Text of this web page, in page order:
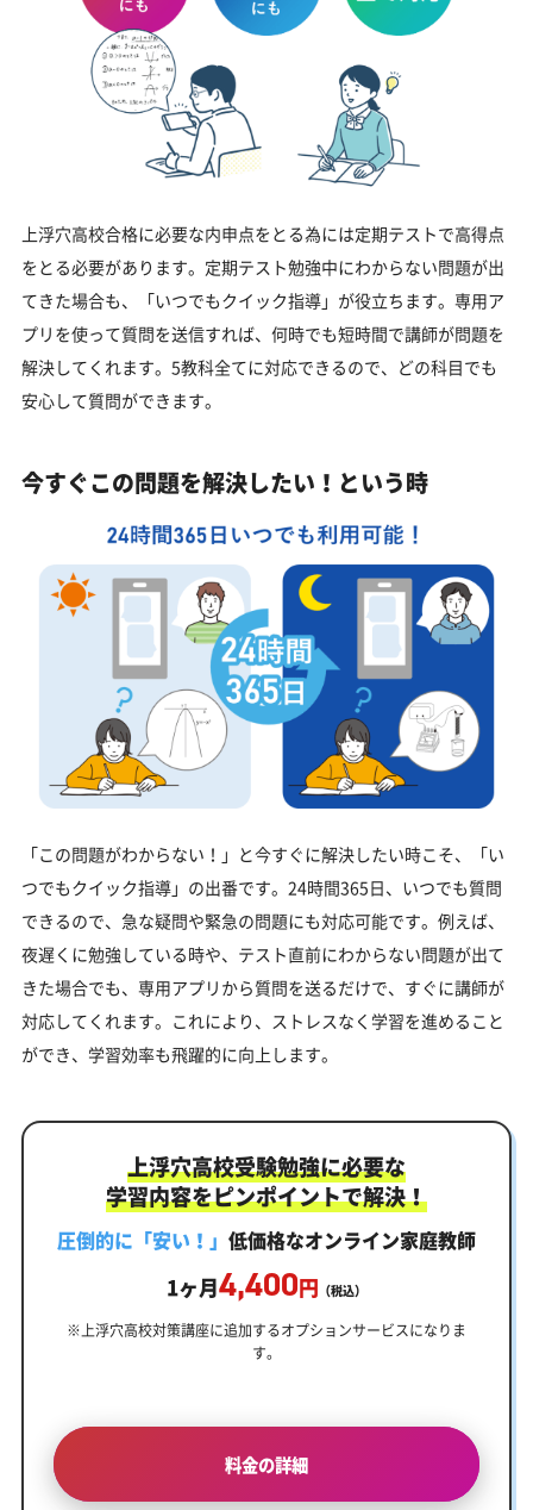
上浮穴高校合格に必要な内申点をとる為には定期テストで高得点
をとる必要があります。定期テスト勉強中にわからない問題が出
てきた場合も、「いつでもクイック指導」が役立ちます。専用ア
プリを使って質問を送信すれば、何時でも短時間で講師が問題を
解決してくれます。5教科全てに対応できるので、どの科目でも
安心して質問ができます。
今すぐこの問題を解決したい！という時
「この問題がわからない！」と今すぐに解決したい時こそ、「い
つでもクイック指導」の出番です。24時間365日、いつでも質問
できるので、急な疑問や緊急の問題にも対応可能です。例えば、
夜遅くに勉強している時や、テスト直前にわからない問題が出て
きた場合でも、専用アプリから質問を送るだけで、すぐに講師が
対応してくれます。これにより、ストレスなく学習を進めること
ができ、学習効率も飛躍的に向上します。
上浮穴高校受験勉強に必要な
学習内容をピンポイントで解決！
圧倒的に「安い！」 低価格なオンライン家庭教師
1ヶ月4,400円 （税込）
※上浮穴高校対策講座に追加するオプションサービスになりま
す。
料金の詳細